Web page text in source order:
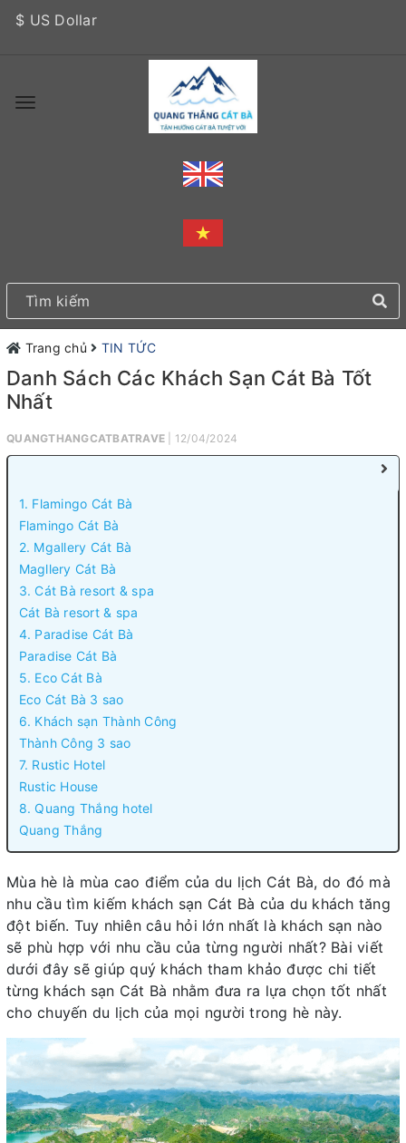
$ US Dollar
Trang chủ TIN TỨC
Danh Sách Các Khách Sạn Cát Bà Tốt
Nhất
QUANGTHANGCATBATRAVE | 12/04/2024
1. Flamingo Cát Bà
Flamingo Cát Bà
2. Mgallery Cát Bà
Magllery Cát Bà
3. Cát Bà resort & spa
Cát Bà resort & spa
4. Paradise Cát Bà
Paradise Cát Bà
5. Eco Cát Bà
Eco Cát Bà 3 sao
6. Khách sạn Thành Công
Thành Công 3 sao
7. Rustic Hotel
Rustic House
8. Quang Thắng hotel
Quang Thắng
Mùa hè là mùa cao điểm của du lịch Cát Bà, do đó mà
nhu cầu tìm kiếm khách sạn Cát Bà của du khách tăng
đột biến. Tuy nhiên câu hỏi lớn nhất là khách sạn nào
sẽ phù hợp với nhu cầu của từng người nhất? Bài viết
dưới đây sẽ giúp quý khách tham khảo được chi tiết
từng khách sạn Cát Bà nhằm đưa ra lựa chọn tốt nhất
cho chuyến du lịch của mọi người trong hè này.